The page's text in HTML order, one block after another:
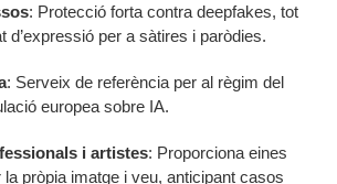
: Protecció forta contra deepfakes, tot
d’expressió per a sàtires i paròdies.
: Serveix de referència per al règim del
europea sobre IA.
i artistes: Proporciona eines
la pròpia imatge i veu, anticipant casos